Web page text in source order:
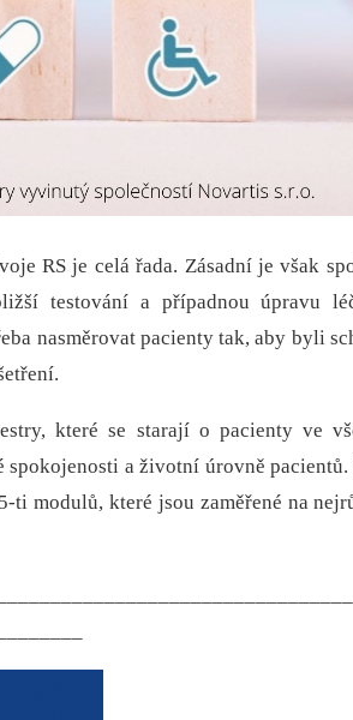
RS je celá řada. Zásadní je však
testování a případnou úpravu
nasměrovat pacienty tak, aby byli
které se starají o pacienty ve
a životní úrovně
ti modulů, které jsou zaměřené na